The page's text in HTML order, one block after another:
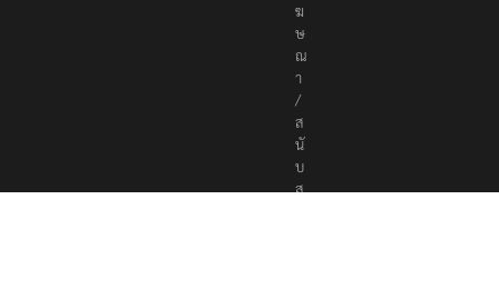
ฆ
ษ
ณ
า
/
ส
นั
บ
ส